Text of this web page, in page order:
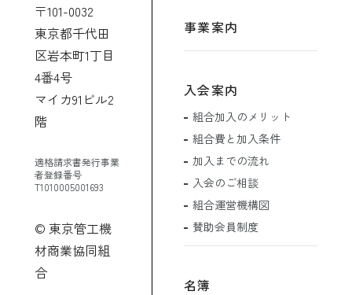
〒101-0032
東京都千代田
区岩本町1丁目
4番4号
マイカ91ビル2
階
適格請求書発行事業
者登録番号
T1010005001693
© 東京管工機
材商業協同組
合
事業案内
入会案内
組合加入のメリット
組合費と加入条件
加入までの流れ
入会のご相談
組合運営機構図
賛助会員制度
名簿